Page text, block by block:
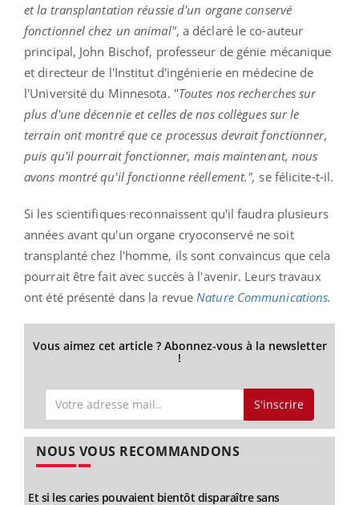
et la transplantation réussie d'un organe conservé
fonctionnel chez un animal", a déclaré le co-auteur
principal, John Bischof, professeur de génie mécanique
et directeur de l'Institut d'ingénierie en médecine de
l'Université du Minnesota. "Toutes nos recherches sur
plus d'une décennie et celles de nos collègues sur le
terrain ont montré que ce processus devrait fonctionner,
puis qu'il pourrait fonctionner, mais maintenant, nous
avons montré qu'il fonctionne réellement.", se félicite-t-il.
Si les scientifiques reconnaissent qu'il faudra plusieurs
années avant qu'un organe cryoconservéne soit
transplanté chez l'homme, ils sont convaincus que cela
pourrait être fait avec succès à l'avenir. Leurs travaux
ont été présenté dans la revue Nature Communications.
Vous aimez cet article ? Abonnez-vous à la newsletter
!
S'inscrire
NOUS VOUS RECOMMANDONS
Et si les caries pouvaient bientôt disparaître sans